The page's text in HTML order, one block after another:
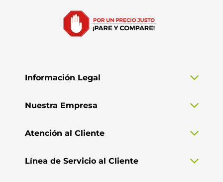
Información Legal
Nuestra Empresa
Atención al Cliente
Línea de Servicio al Cliente